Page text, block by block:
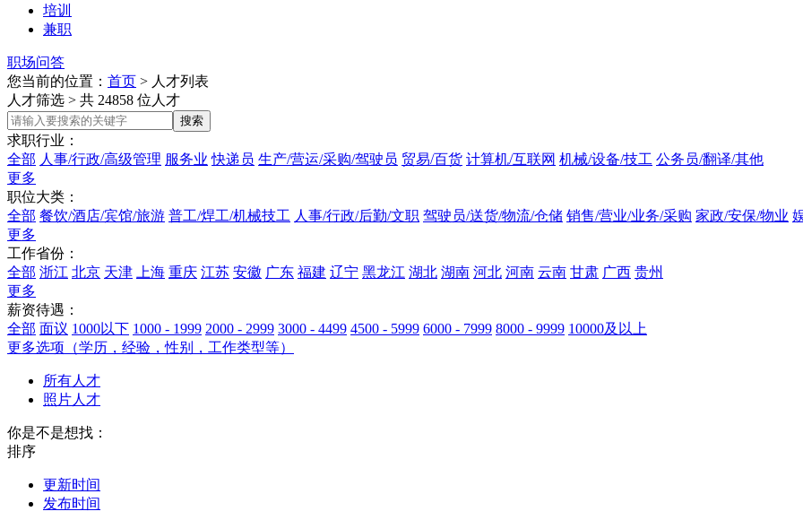
培训
兼职
职场问答
您当前的位置： 首页 > 人才列表
人才筛选 > 共 24858 位人才
求职行业：
全部 人事/行政/高级管理 服务业 快递员 生产/营运/采购/驾驶员 贸易/百货 计算机/互联网 机械/设备/技工 公务员/翻译/其他
更多
职位大类：
全部 餐饮/酒店/宾馆/旅游 普工/焊工/机械技工 人事/行政/后勤/文职 驾驶员/送货/物流/仓储 销售/营业/业务/采购 家政/安保/物业
更多
工作省份：
全部 浙江 北京 天津 上海 重庆 江苏 安徽 广东 福建 辽宁 黑龙江 湖北 湖南 河北 河南 云南 甘肃 广西 贵州
更多
薪资待遇：
全部 面议 1000以下 1000 - 1999 2000 - 2999 3000 - 4499 4500 - 5999 6000 - 7999 8000 - 9999 10000及以上
更多选项 （学历，经验，性别，工作类型等）
所有人才
照片人才
你是不是想找：
排序
更新时间
发布时间